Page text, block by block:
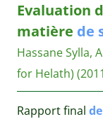
Evaluation
matière de
Hassane Sylla,
for Helath)
Rapport final de